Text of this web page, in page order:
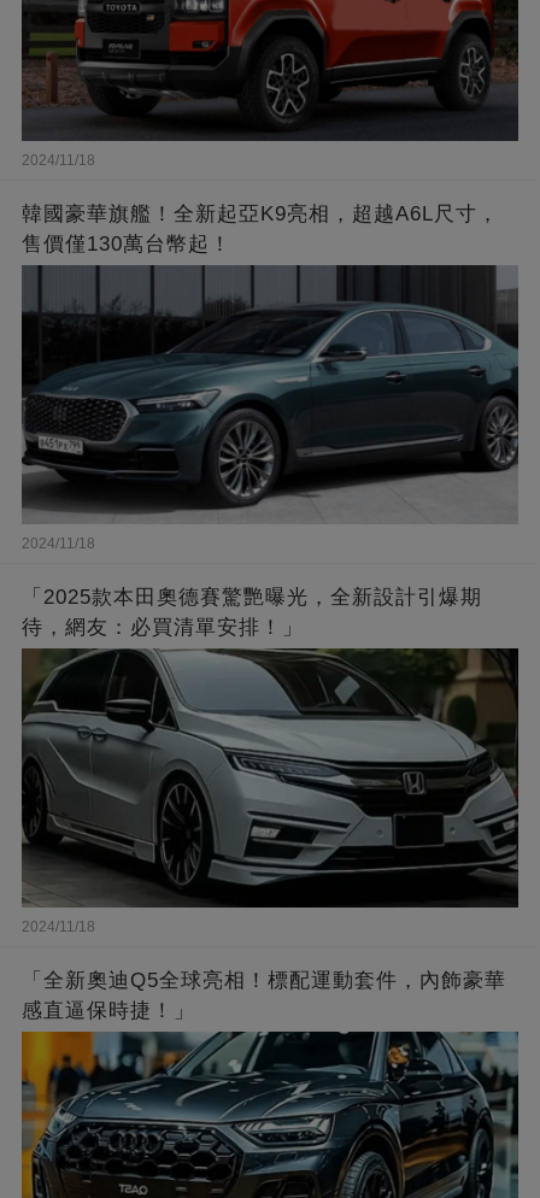
2024/11/18
韓國豪華旗艦！全新起亞K9亮相，超越A6L尺寸，
售價僅130萬台幣起！
2024/11/18
「2025款本田奧德賽驚艷曝光，全新設計引爆期
待，網友：必買清單安排！」
2024/11/18
「全新奧迪Q5全球亮相！標配運動套件，內飾豪華
感直逼保時捷！」